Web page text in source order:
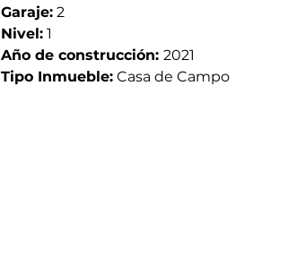
Garaje: 2
Nivel: 1
Año de construcción: 2021
Tipo Inmueble: Casa de Campo